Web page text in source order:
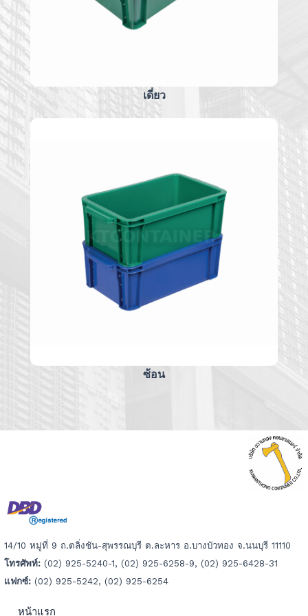
เดี่ยว
ซ้อน
14/10 หมู่ที่ 9 ถ.ตลิ่งชัน-สุพรรณบุรี ต.ละหาร อ.บางบัวทอง จ.นนบุรี 11110
โทรศัพท์: (02) 925-5240-1, (02) 925-6258-9, (02) 925-6428-31
แฟกซ์: (02) 925-5242, (02) 925-6254
หน้าแรก